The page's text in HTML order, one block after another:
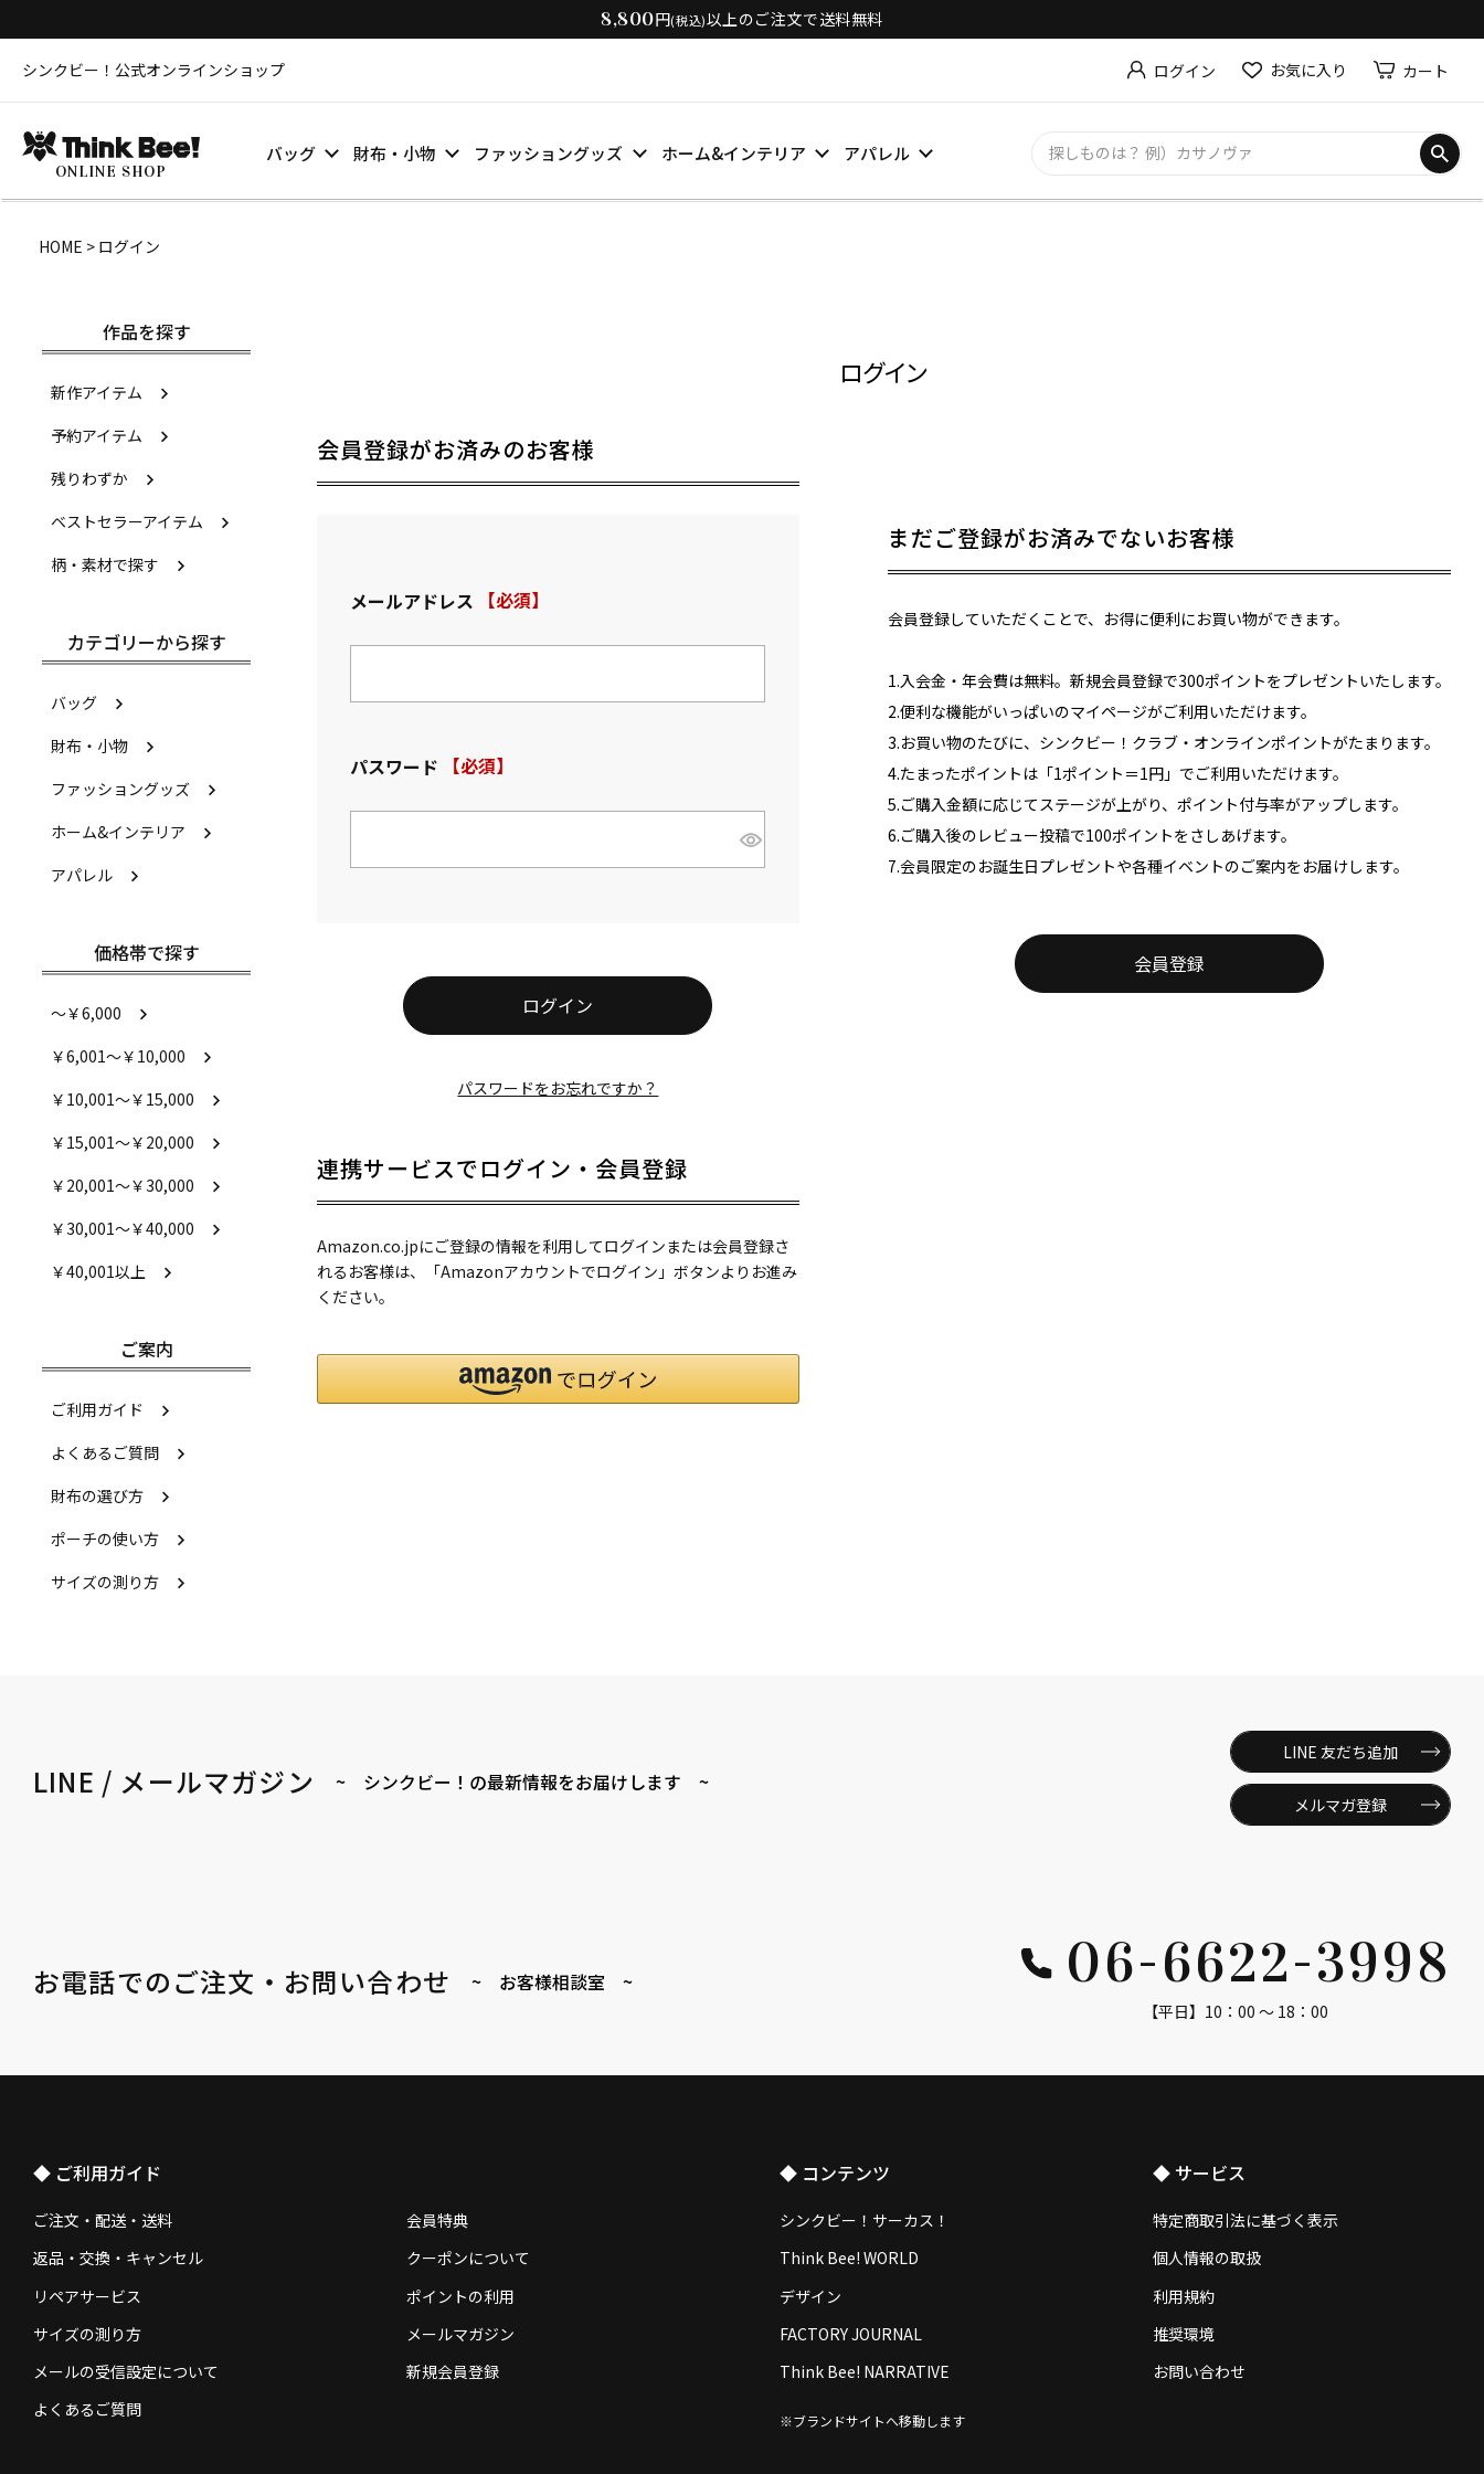
8,800円(税込)以上のご注文で送料無料
シンクビー！公式オンラインショップ ログイン お気に入り カート
ONLINE SHOP
バッグ 財布・小物 ファッショングッズ ホーム&インテリア アパレル
HOME ログイン
ログイン
会員登録がお済みのお客様
メールアドレス
(必須)
パスワード
(必須)
ログイン
パスワードをお忘れですか？
連携サービスでログイン・会員登録
Amazon.co.jpにご登録の情報を利用してログインまたは会員登録さ
れるお客様は、「Amazonアカウントでログイン」ボタンよりお進み
ください。
まだご登録がお済みでないお客様
会員登録していただくことで、お得に便利にお買い物ができます。
1.入会金・年会費は無料。新規会員登録で300ポイントをプレゼントいたします。
2.便利な機能がいっぱいのマイページがご利用いただけます。
3.お買い物のたびに、シンクビー！クラブ・オンラインポイントがたまります。
4.たまったポイントは「1ポイント＝1円」でご利用いただけます。
5.ご購入金額に応じてステージが上がり、ポイント付与率がアップします。
6.ご購入後のレビュー投稿で100ポイントをさしあげます。
7.会員限定のお誕生日プレゼントや各種イベントのご案内をお届けします。
会員登録
作品を探す
新作アイテム
予約アイテム
残りわずか
ベストセラーアイテム
柄・素材で探す
カテゴリーから探す
バッグ
財布・小物
ファッショングッズ
ホーム&インテリア
アパレル
価格帯で探す
～￥6,000
￥6,001～￥10,000
￥10,001～￥15,000
￥15,001～￥20,000
￥20,001～￥30,000
￥30,001～￥40,000
￥40,001以上
ご案内
ご利用ガイド
よくあるご質問
財布の選び方
ポーチの使い方
サイズの測り方
LINE / メールマガジン ~ シンクビー！の最新情報をお届けします ~
LINE 友だち追加
メルマガ登録
お電話でのご注文・お問い合わせ ~ お客様相談室 ~ 06-6622-3998
【平日】10：00 ～ 18：00
◆ ご利用ガイド
ご注文・配送・送料
返品・交換・キャンセル
リペアサービス
サイズの測り方
メールの受信設定について
よくあるご質問
会員特典
クーポンについて
ポイントの利用
メールマガジン
新規会員登録
◆ コンテンツ
シンクビー！サーカス！
Think Bee! WORLD
デザイン
FACTORY JOURNAL
Think Bee! NARRATIVE
※ブランドサイトへ移動します
◆ サービス
特定商取引法に基づく表示
個人情報の取扱
利用規約
推奨環境
お問い合わせ